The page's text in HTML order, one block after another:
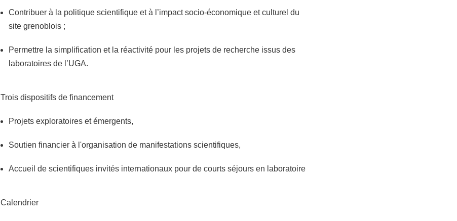
Contribuer à la politique scientifique et à l’impact socio-économique et culturel du
site grenoblois ;
Permettre la simplification et la réactivité pour les projets de recherche issus des
laboratoires de l’UGA.
Trois dispositifs de financement
Projets exploratoires et émergents,
Soutien financier à l'organisation de manifestations scientifiques,
Accueil de scientifiques invités internationaux pour de courts séjours en laboratoire
Calendrier